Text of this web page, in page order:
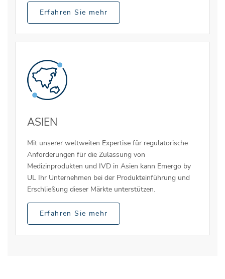
Erfahren Sie mehr
ASIEN
Mit unserer weltweiten Expertise für regulatorische
Anforderungen für die Zulassung von
Medizinprodukten und IVD in Asien kann Emergo by
UL Ihr Unternehmen bei der Produkteinführung und
Erschließung dieser Märkte unterstützen.
Erfahren Sie mehr